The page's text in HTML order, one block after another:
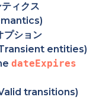
ィクス
プション
entities)
dateExpires
transitions)